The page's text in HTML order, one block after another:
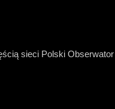
sieci Polski